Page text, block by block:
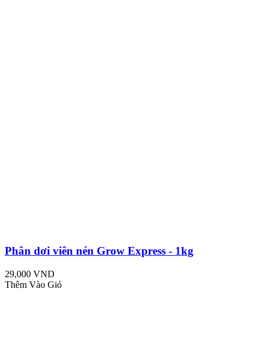
Phân dơi viên nén Grow Express - 1kg
29,000 VND
Thêm Vào Giỏ